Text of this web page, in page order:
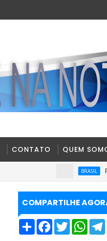
CONTATO QUEM
COMPARTILHE
S
F
T
w
W